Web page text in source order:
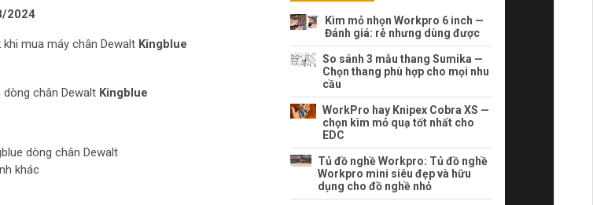
2024
khi mua máy chân Dewalt Kingblue
chân Dewalt Kingblue
dòng chân Dewalt
khác
Kìm mỏ nhọn Workpro 6 inch —
Đánh giá: rẻ nhưng dùng được
So sánh 3 mẫu thang Sumika —
Chọn thang phù hợp cho mọi nhu
cầu
WorkPro hay Knipex Cobra XS —
chọn kìm mỏ quạ tốt nhất cho
EDC
Tủ đồ nghề Workpro: Tủ đồ nghề
Workpro mini siêu đẹp và hữu
dụng cho đồ nghề nhỏ